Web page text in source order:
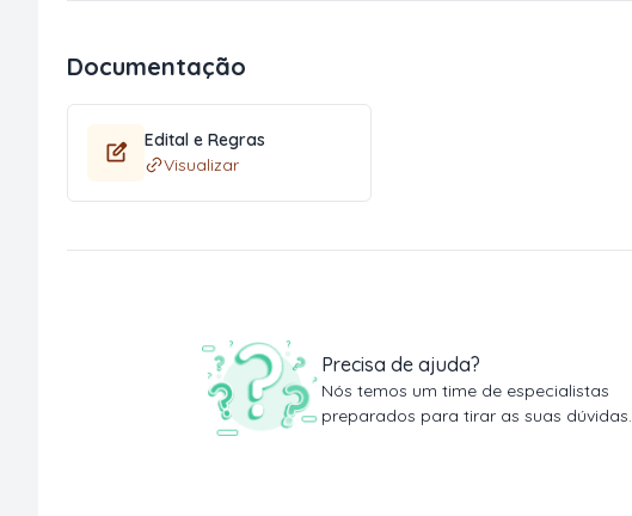
Documentação
Edital e Regras
Visualizar
Precisa de ajuda?
Nós temos um time de especialistas
preparados para tirar as suas dúvidas.